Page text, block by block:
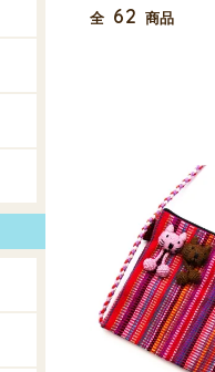
全 62 商品